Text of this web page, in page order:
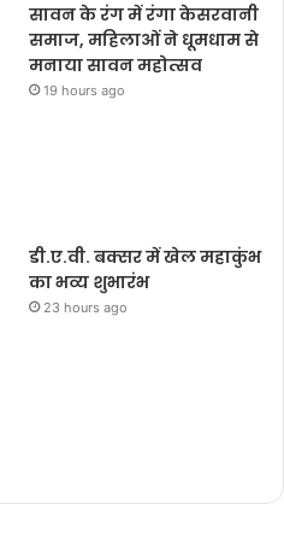
सावन के रंग में रंगा केसरवानी
समाज, महिलाओं ने धूमधाम से
मनाया सावन महोत्सव
19 hours ago
डी.ए.वी. बक्सर में खेल महाकुंभ
का भव्य शुभारंभ
23 hours ago